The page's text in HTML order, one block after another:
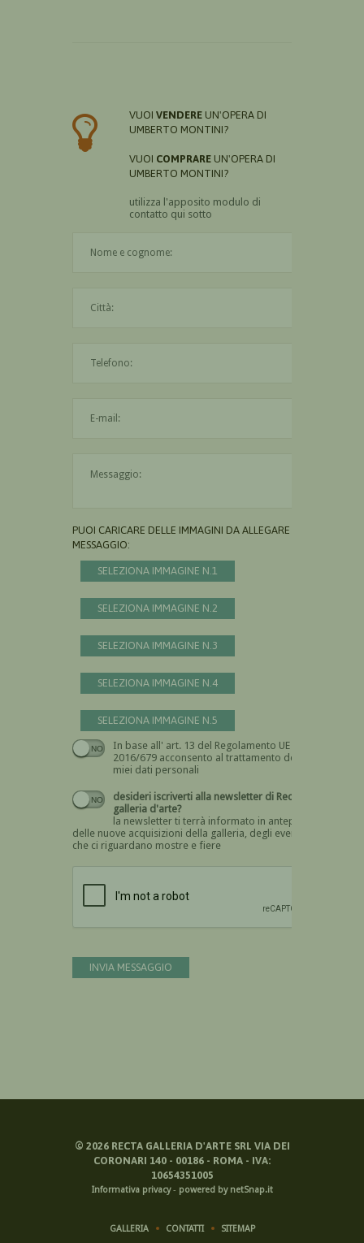
VUOI VENDERE UN'OPERA DI
UMBERTO MONTINI?
VUOI COMPRARE UN'OPERA DI
UMBERTO MONTINI?
utilizza l'apposito modulo di
contatto qui sotto
PUOI CARICARE DELLE IMMAGINI DA ALLEGARE AL
MESSAGGIO:
SELEZIONA IMMAGINE N.1
SELEZIONA IMMAGINE N.2
SELEZIONA IMMAGINE N.3
SELEZIONA IMMAGINE N.4
SELEZIONA IMMAGINE N.5
In base all' art. 13 del Regolamento UE n.
2016/679 acconsento al trattamento dei
miei dati personali
Devi dare il consenso
desideri iscriverti alla newsletter di Recta
galleria d'arte?
la newsletter ti terrà informato in anteprima
delle nuove acquisizioni della galleria, degli eventi
che ci riguardano mostre e fiere
INVIA MESSAGGIO
© 2026RECTA GALLERIA D'ARTE SRL VIA DEI
CORONARI 140 - 00186 - ROMA - IVA:
10654351005
Informativa privacy- powered by netSnap.it
GALLERIA CONTATTI SITEMAP